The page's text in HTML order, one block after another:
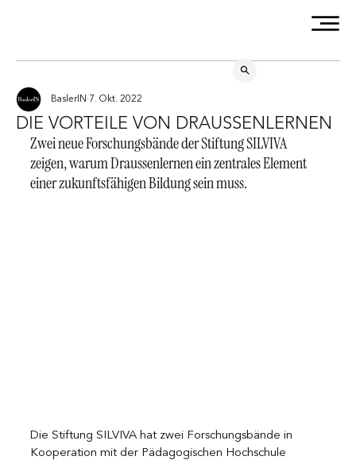
DIE VORTEILE VON DRAUSSENLERNEN
BaslerIN 7. Okt. 2022
Zwei neue Forschungsbände der Stiftung SILVIVA
zeigen, warum Draussenlernen ein zentrales Element
einer zukunftsfähigen Bildung sein muss.
Die Stiftung SILVIVA hat zwei Forschungsbände in
Kooperation mit der Pädagogischen Hochschule